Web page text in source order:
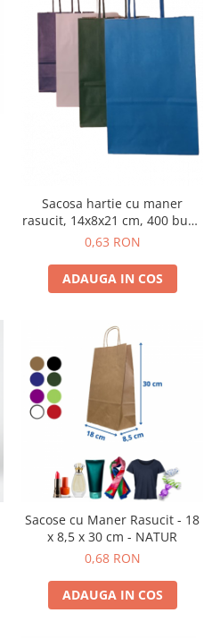
Sacosa hartie cu maner
rasucit, 14x8x21 cm, 400 buc -
ALBASTRU DESCHIS
0,63 RON
ADAUGA IN COS
Sacose cu Maner Rasucit - 18
x 8,5 x 30 cm - NATUR
0,68 RON
ADAUGA IN COS